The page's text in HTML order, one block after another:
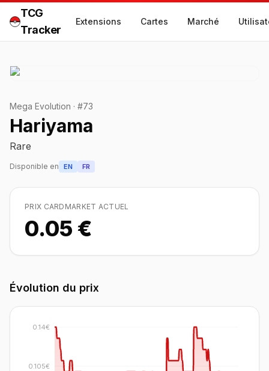
TCG
Tracker
Extensions Cartes Marché
Mega Evolution · #73
Hariyama
Rare
Disponible en EN FR
PRIX CARDMARKET ACTUEL
0.05 €
Évolution du prix
0.105€
0.14€